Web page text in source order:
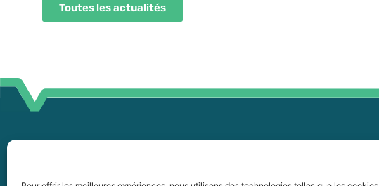
Toutes les actualités